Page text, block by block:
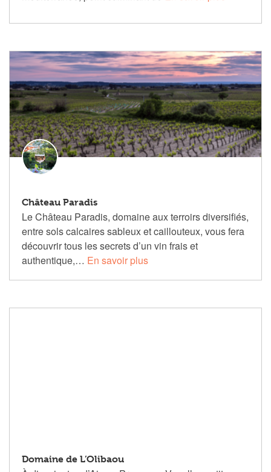
Château Paradis
Le Château Paradis, domaine aux terroirs diversifiés,
entre sols calcaires sableux et caillouteux, vous fera
découvrir tous les secrets d’un vin frais et
authentique,… En savoir plus
Domaine de L’Olibaou